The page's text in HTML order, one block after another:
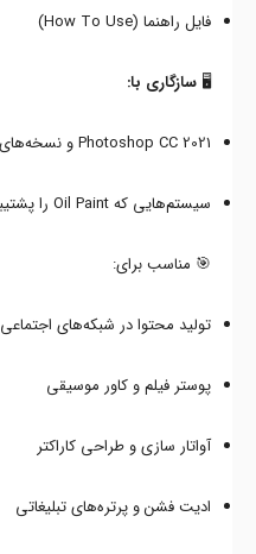
فایل راهنما (How To Use)
🖥️ سازگاری با:
Photoshop CC 2021 و نسخه‌های جدیدتر
سیستم‌هایی که Oil Paint را پشتیبانی می‌کنند (ضروری)
🎯 مناسب برای:
تولید محتوا در شبکه‌های اجتماعی
پوستر فیلم و کاور موسیقی
آواتار سازی و طراحی کاراکتر
ادیت فشن و پرتره‌های تبلیغاتی